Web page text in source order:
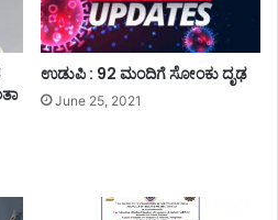
ಉಡುಪಿ : 92 ಮಂದಿಗೆ ಸೋಂಕು ದೃಢ
June 25, 2021